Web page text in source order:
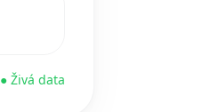
● Živá data